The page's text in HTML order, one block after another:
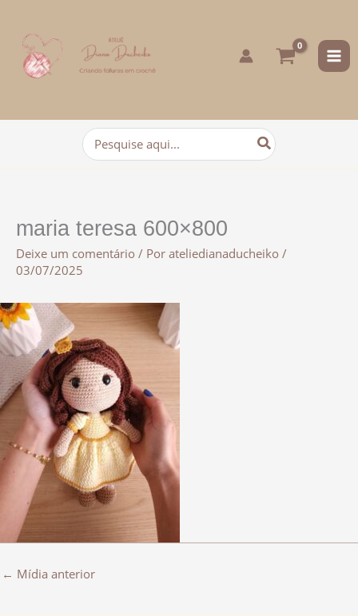
conteúdo
Procurar:
maria teresa 600×800
Deixe um comentário / Por ateliedianaducheiko /
03/07/2025
← Mídia anterior